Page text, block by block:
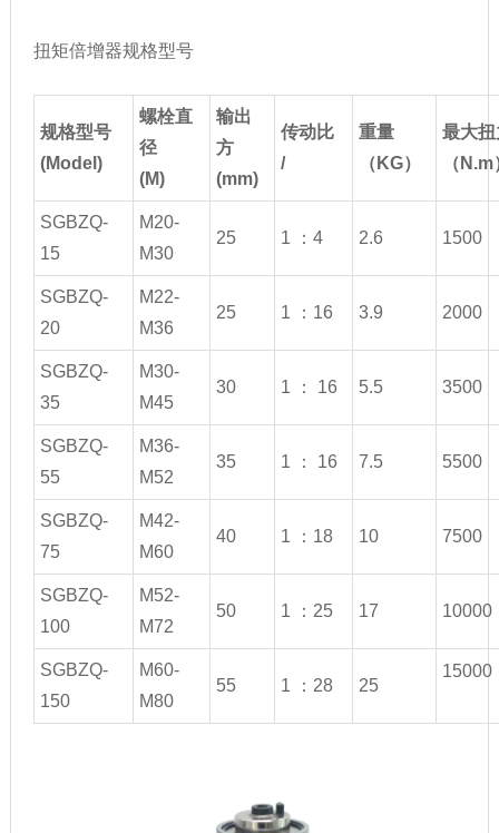
扭矩倍增器规格型号
规格型号
(Model)
螺栓直
径
(M)
输出
方
(mm)
传动比
/
重量
（KG）
最大扭
（N.m
SGBZQ-
15
M20-
M30
25 1 ：4 2.6 1500
SGBZQ-
20
M22-
M36
25 1 ：16 3.9 2000
SGBZQ-
35
M30-
M45
30 1 ： 16 5.5 3500
SGBZQ-
55
M36-
M52
35 1 ： 16 7.5 5500
SGBZQ-
75
M42-
M60
40 1 ：18 10 7500
SGBZQ-
100
M52-
M72
50 1 ：25 17 10000
SGBZQ-
150
M60-
M80
55 1 ：28 25
15000